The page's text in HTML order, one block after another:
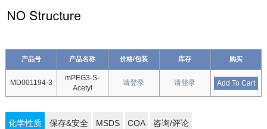
产品号 产品名称 价格/包装 库存 购买
MD001194-3
mPEG3-S-
Acetyl
请登录 请登录 Add To Cart
化学性质 保存&安全 MSDS COA 咨询/评论